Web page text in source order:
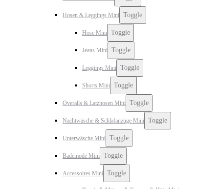
Hosen & Leggings Mini Toggle
Hose Mini Toggle
Jeans Mini Toggle
Leggings Mini Toggle
Shorts Mini Toggle
Overalls & Latzhosen Mini Toggle
Nachtwäsche & Schlafanzüge Mini Toggle
Unterwäsche Mini Toggle
Bademode Mini Toggle
Accessoires Mini Toggle